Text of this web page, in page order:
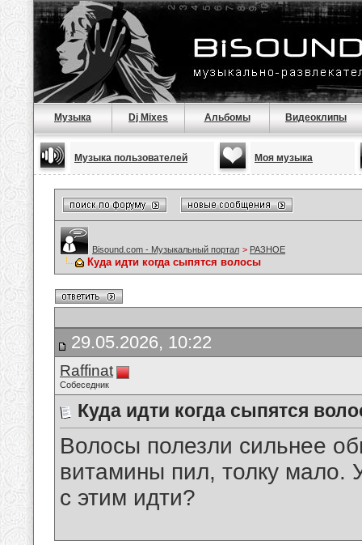
Музыка Dj Mixes Альбомы Видеоклипы
Музыка пользователей Моя музыка
Bisound.com - Музыкальный портал > РАЗНОЕ
Куда идти когда сыпятся волосы
29.05.2026, 10:22
Raffinat
Собеседник
Куда идти когда сыпятся
Волосы полезли сильнее
витамины пил, толку мало.
с этим идти?